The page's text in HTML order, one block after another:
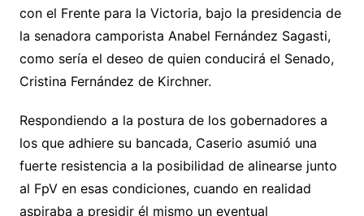
con el Frente para la Victoria, bajo la presidencia de
la senadora camporista Anabel Fernández Sagasti,
como sería el deseo de quien conducirá el Senado,
Cristina Fernández de Kirchner.
Respondiendo a la postura de los gobernadores a
los que adhiere su bancada, Caserio asumió una
fuerte resistencia a la posibilidad de alinearse junto
al FpV en esas condiciones, cuando en realidad
aspiraba a presidir él mismo un eventual